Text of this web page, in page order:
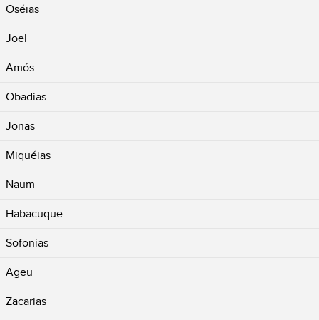
Oséias
Joel
Amós
Obadias
Jonas
Miquéias
Naum
Habacuque
Sofonias
Ageu
Zacarias